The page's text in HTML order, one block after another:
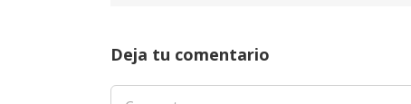
Deja tu comentario
Comentar